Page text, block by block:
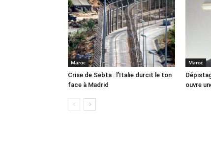
Maroc
Crise de Sebta : l’Italie durcit le ton
face à Madrid
Maroc
ouvre